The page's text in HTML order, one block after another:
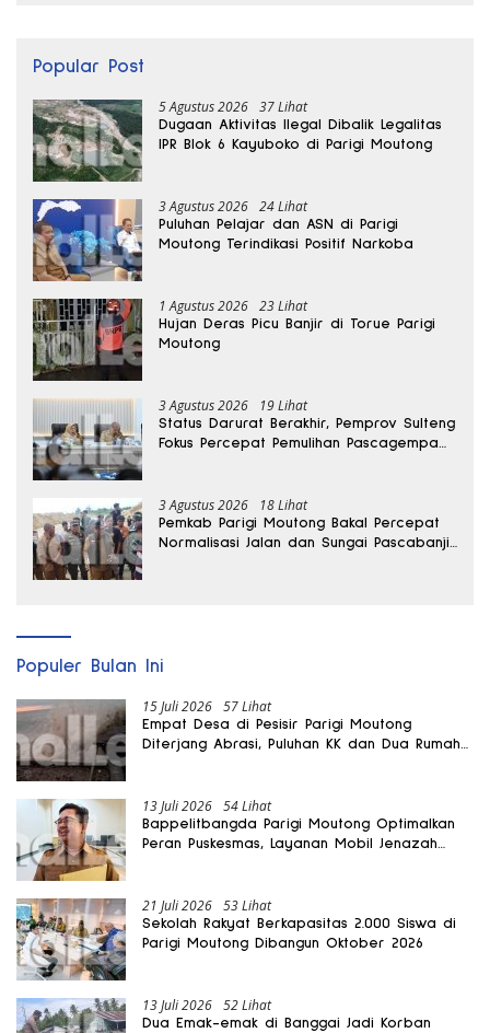
Popular Post
5 Agustus 2026 37 Lihat
Dugaan Aktivitas Ilegal Dibalik Legalitas
IPR Blok 6 Kayuboko di Parigi Moutong
3 Agustus 2026 24 Lihat
Puluhan Pelajar dan ASN di Parigi
Moutong Terindikasi Positif Narkoba
1 Agustus 2026 23 Lihat
Hujan Deras Picu Banjir di Torue Parigi
Moutong
3 Agustus 2026 19 Lihat
Status Darurat Berakhir, Pemprov Sulteng
Fokus Percepat Pemulihan Pascagempa
3 Agustus 2026 18 Lihat
Pemkab Parigi Moutong Bakal Percepat
Normalisasi Jalan dan Sungai Pascabanjir
Populer Bulan Ini
15 Juli 2026 57 Lihat
Empat Desa di Pesisir Parigi Moutong
Diterjang Abrasi, Puluhan KK dan Dua Rumah
13 Juli 2026 54 Lihat
Bappelitbangda Parigi Moutong Optimalkan
Peran Puskesmas, Layanan Mobil Jenazah
21 Juli 2026 53 Lihat
Sekolah Rakyat Berkapasitas 2.000 Siswa di
Parigi Moutong Dibangun Oktober 2026
13 Juli 2026 52 Lihat
Dua Emak-emak di Banggai Jadi Korban